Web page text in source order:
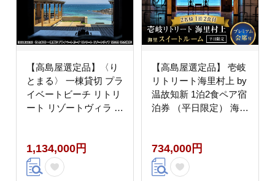
【高島屋選定品】〈り
とまる〉 一棟貸切 プラ
イベートビーチ リトリ
ート リゾートヴィラ 1
1,134,000円
【高島屋選定品】 壱岐
リトリート海里村上 by
温故知新 1泊2食ペア宿
泊券 （平日限定） 海里
ミアム会席」《壱岐
市》 [JFJ058] 700000
700000円 70万円
734,000円